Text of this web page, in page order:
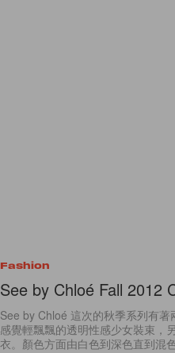
Fashion
See by Chloé Fall 2012
See by Chloé 這次的秋季系列有
感覺輕飄飄的透明性感少女裝束，
衣。顏色方面由白色到深色直到混